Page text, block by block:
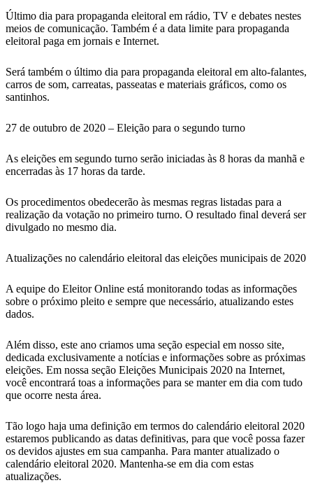
Último dia para propaganda eleitoral em rádio, TV e debates nestes
meios de comunicação. Também é a data limite para propaganda
eleitoral paga em jornais e Internet.
Será também o último dia para propaganda eleitoral em alto-falantes,
carros de som, carreatas, passeatas e materiais gráficos, como os
santinhos.
27 de outubro de 2020 – Eleição para o segundo turno
As eleições em segundo turno serão iniciadas às 8 horas da manhã e
encerradas às 17 horas da tarde.
Os procedimentos obedecerão às mesmas regras listadas para a
realização da votação no primeiro turno. O resultado final deverá ser
divulgado no mesmo dia.
Atualizações no calendário eleitoral das eleições municipais de 2020
A equipe do Eleitor Online está monitorando todas as informações
sobre o próximo pleito e sempre que necessário, atualizando estes
dados.
Além disso, este ano criamos uma seção especial em nosso site,
dedicada exclusivamente a notícias e informações sobre as próximas
eleições. Em nossa seção Eleições Municipais 2020 na Internet,
você encontrará toas a informações para se manter em dia com tudo
que ocorre nesta área.
Tão logo haja uma definição em termos do calendário eleitoral 2020
estaremos publicando as datas definitivas, para que você possa fazer
os devidos ajustes em sua campanha. Para manter atualizado o
calendário eleitoral 2020. Mantenha-se em dia com estas
atualizações.